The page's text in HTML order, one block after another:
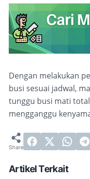
Dengan melakukan
busi sesuai jadwal,
tunggu busi mati
mengganggu
Artikel Terkait